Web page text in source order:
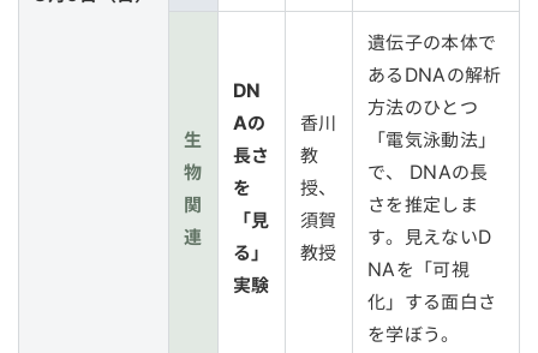
生
物
関
連
DN
Aの
長さ
を
「見
る」
実験
香川
教
授、
須賀
教授
遺伝子の本体で
あるDNAの解析
方法のひとつ
「電気泳動法」
で、 DNAの長
さを推定しま
す。見えないD
NAを「可視
化」する面白さ
を学ぼう。